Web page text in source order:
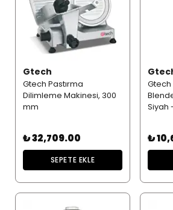
Gtech
Gtech Pastırma
Dilimleme Makinesi, 300
mm
₺ 32,709.00
SEPETE EKLE
Siyah -
₺